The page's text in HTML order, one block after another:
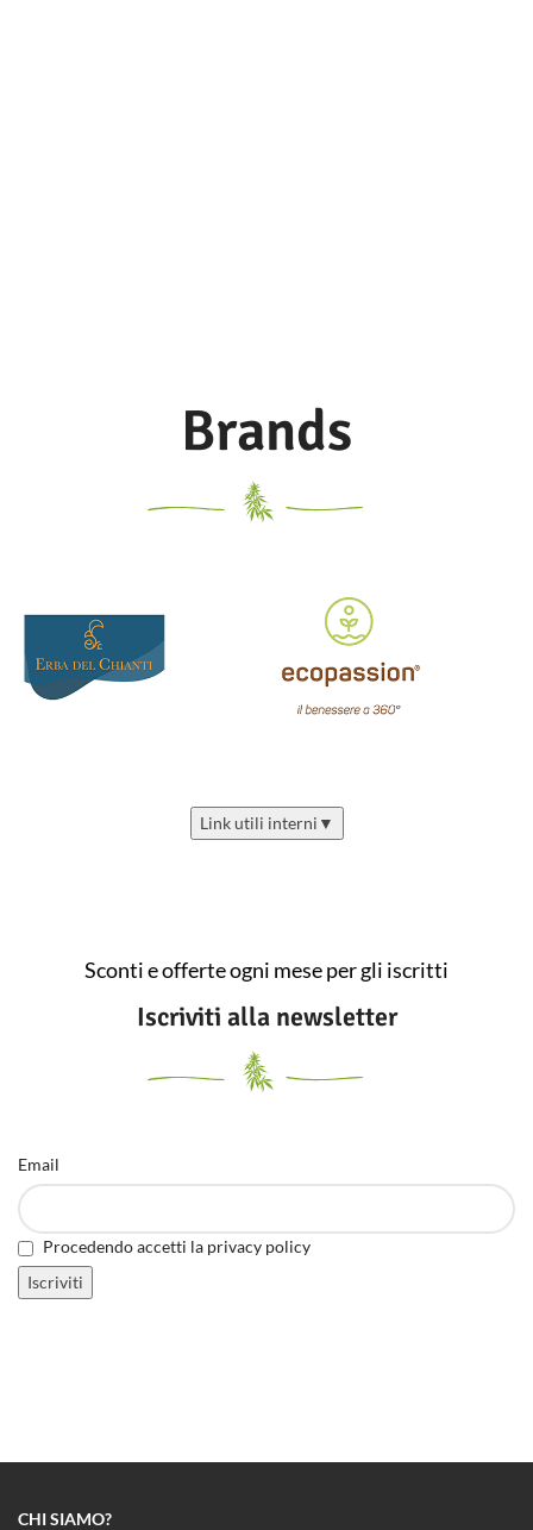
Brands
Link utili interni ▼
Sconti e offerte ogni mese per gli iscritti
Iscriviti alla newsletter
Email
Procedendo accetti la privacy policy
CHI SIAMO?